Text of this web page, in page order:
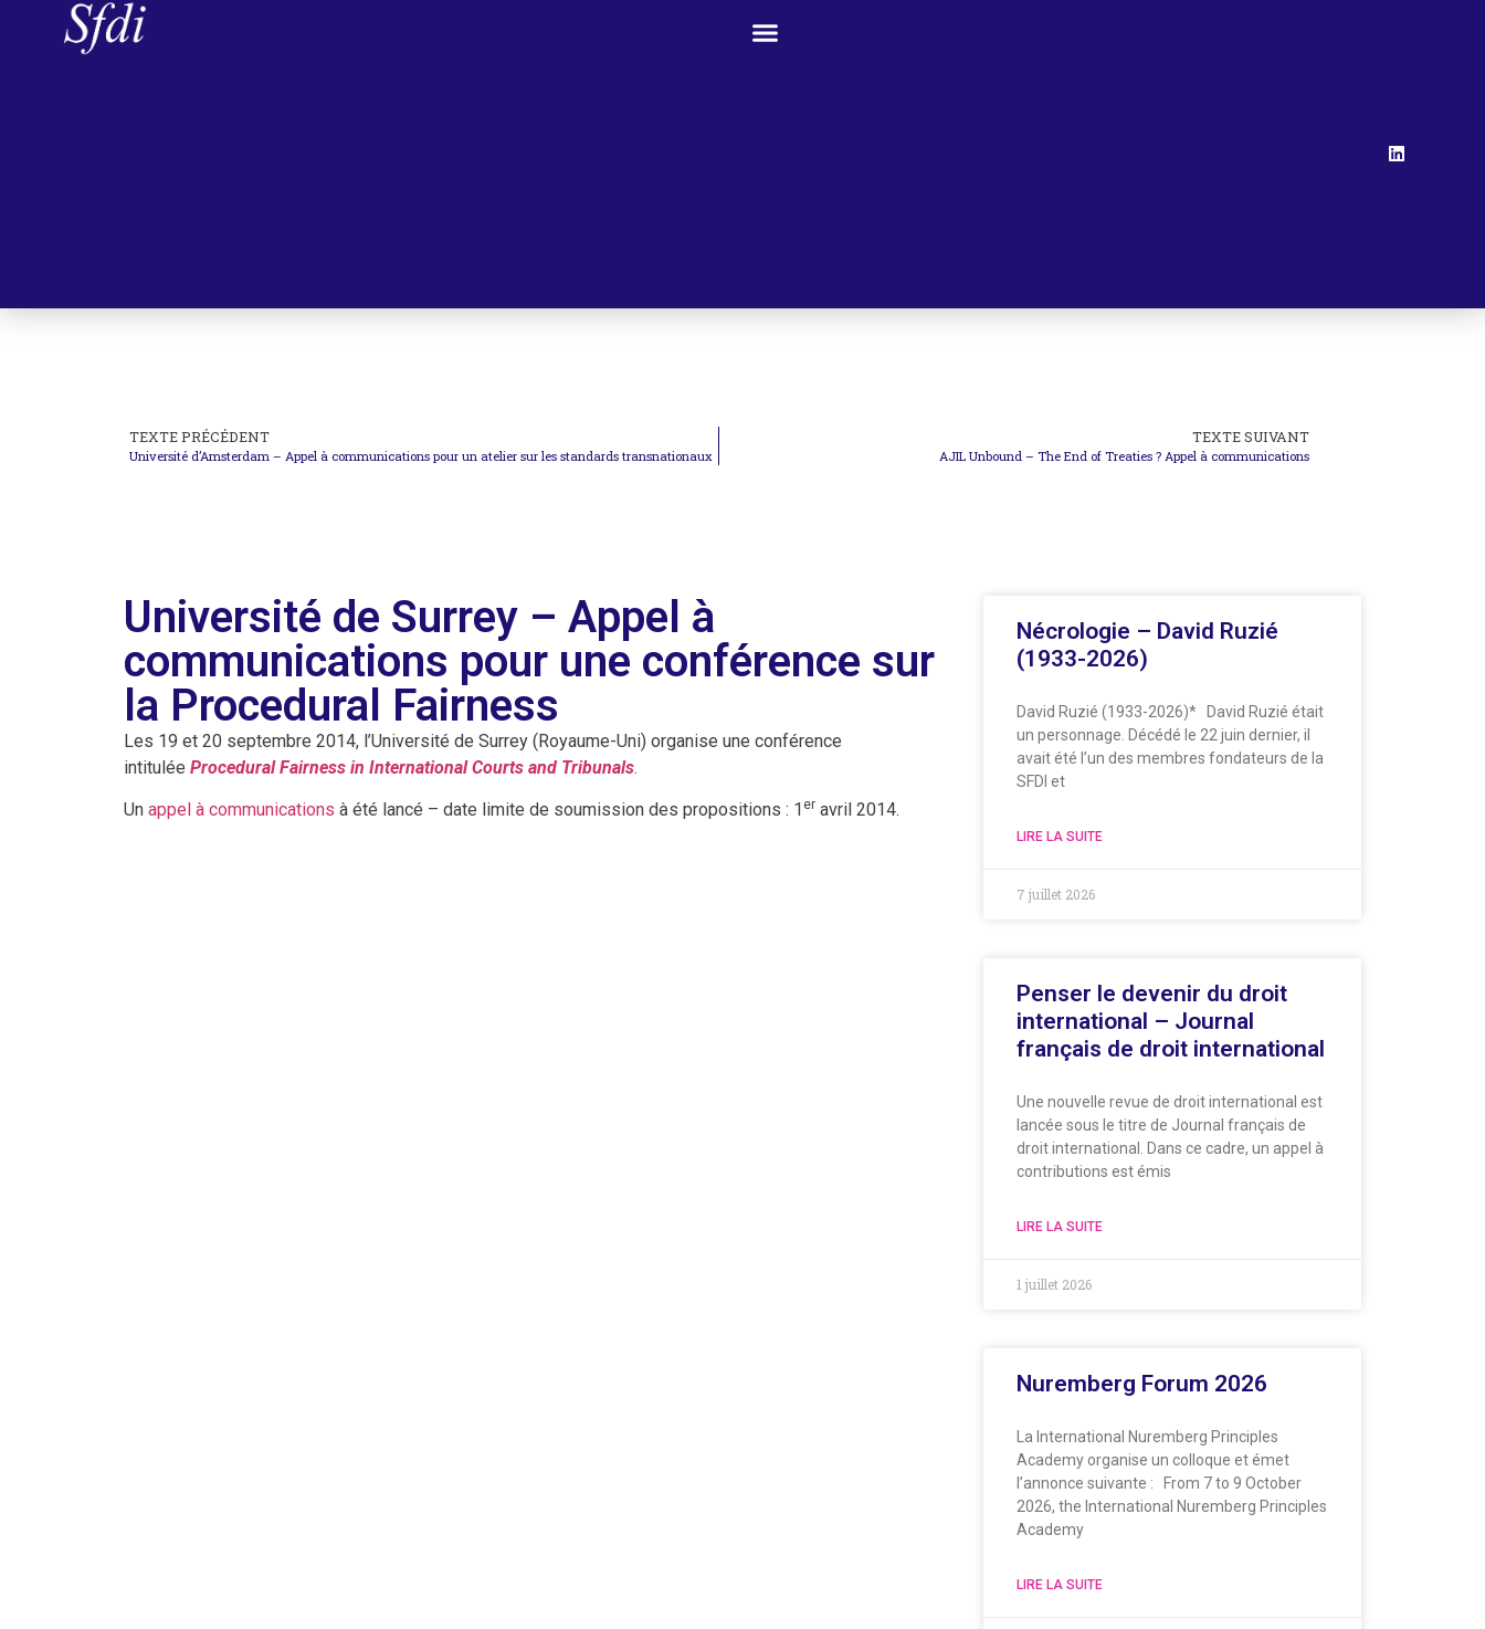
TEXTE PRÉCÉDENT
Université d’Amsterdam – Appel à communications pour un atelier sur les standards transnationaux
TEXTE SUIVANT
AJIL Unbound – The End of Treaties ? Appel à communications
Université de Surrey – Appel à
communications pour une conférence sur
la Procedural Fairness
Les 19 et 20 septembre 2014, l’Université de Surrey (Royaume-Uni) organise une conférence
intitulée Procedural Fairness in International Courts and Tribunals.
Un appel à communications à été lancé – date limite de soumission des propositions : 1 er avril 2014.
Nécrologie – David Ruzié
(1933-2026)
David Ruzié (1933-2026)* David Ruzié était
un personnage. Décédé le 22 juin dernier, il
avait été l’un des membres fondateurs de la
SFDI et
LIRE LA SUITE
7 juillet 2026
Penser le devenir du droit
international – Journal
français de droit international
Une nouvelle revue de droit international est
lancée sous le titre de Journal français de
droit international. Dans ce cadre, un appel à
contributions est émis
LIRE LA SUITE
1 juillet 2026
Nuremberg Forum 2026
La International Nuremberg Principles
Academy organise un colloque et émet
l’annonce suivante : From 7 to 9 October
2026, the International Nuremberg Principles
Academy
LIRE LA SUITE